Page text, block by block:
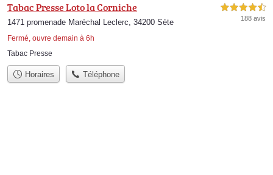
Tabac Presse Loto la Corniche
1471 promenade Maréchal Leclerc, 34200 Sète
Fermé, ouvre demain à 6h
4,5 étoiles sur 5
188 avis
Tabac Presse
Horaires Téléphone